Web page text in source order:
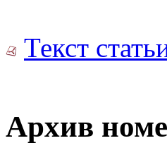
Текст
Архив